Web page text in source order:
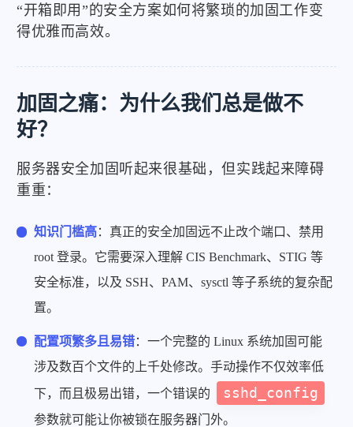
“开箱即用”的安全方案如何将繁琐的加固工作变
得优雅而高效。
加固之痛：为什么我们总是做不
好？
服务器安全加固听起来很基础，但实践起来障碍
重重：
知识门槛高：真正的安全加固远不止改个端口、禁用
root 登录。它需要深入理解 CIS Benchmark、STIG 等
安全标准，以及 SSH、PAM、sysctl 等子系统的复杂配
置。
配置项繁多且易错：一个完整的 Linux 系统加固可能
涉及数百个文件的上千处修改。手动操作不仅效率低
下，而且极易出错，一个错误的
sshd_config
参数就可能让你被锁在服务器门外。